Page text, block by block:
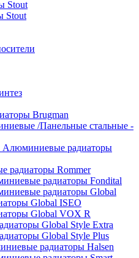
Stout
Stout
Brugman
/Панельные стальные -
Алюминиевые радиаторы
радиаторы Rommer
радиаторы Fondital
радиаторы Global
Global ISEO
Global VOX R
Global Style Extra
Global Style Plus
радиаторы Halsen